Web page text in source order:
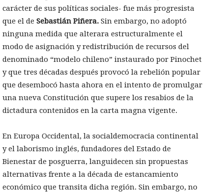
carácter de sus políticas sociales- fue más progresista
que el de Sebastián Piñera. Sin embargo, no adoptó
ninguna medida que alterara estructuralmente el
modo de asignación y redistribución de recursos del
denominado “modelo chileno” instaurado por Pinochet
y que tres décadas después provocó la rebelión popular
que desembocó hasta ahora en el intento de promulgar
una nueva Constitución que supere los resabios de la
dictadura contenidos en la carta magna vigente.
En Europa Occidental, la socialdemocracia continental
y el laborismo inglés, fundadores del Estado de
Bienestar de posguerra, languidecen sin propuestas
alternativas frente a la década de estancamiento
económico que transita dicha región. Sin embargo, no